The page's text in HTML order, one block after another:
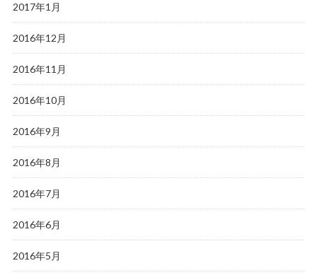
2017年1月
2016年12月
2016年11月
2016年10月
2016年9月
2016年8月
2016年7月
2016年6月
2016年5月